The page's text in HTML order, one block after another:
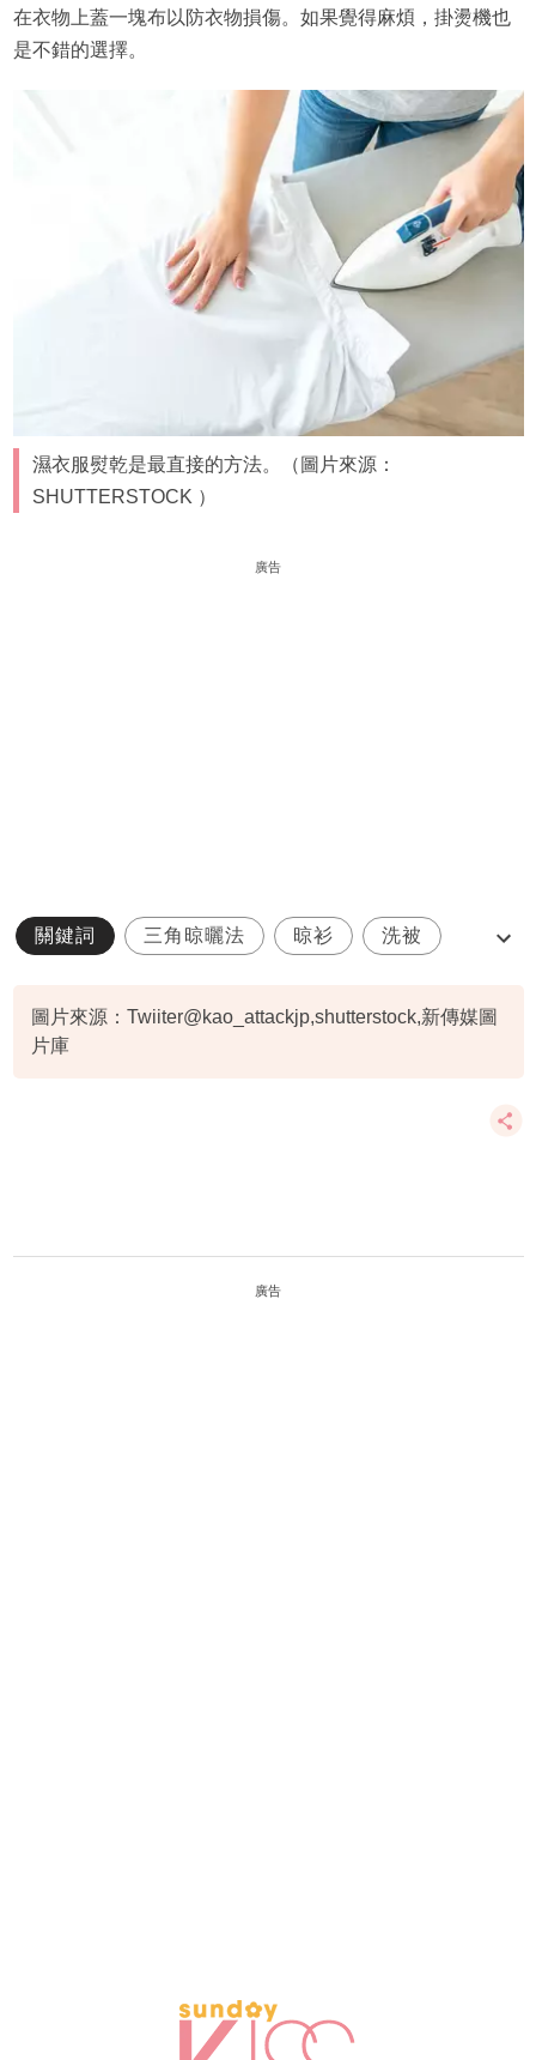
在衣物上蓋一塊布以防衣物損傷。如果覺得麻煩，掛燙機也
是不錯的選擇。
濕衣服熨乾是最直接的方法。（圖片來源：
SHUTTERSTOCK ）
廣告
關鍵詞 三角晾曬法 晾衫 洗被
圖片來源：Twiiter@kao_attackjp,shutterstock,新傳媒圖
片庫
廣告